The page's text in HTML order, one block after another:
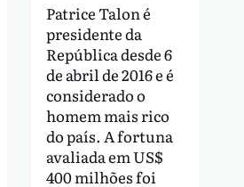
Patrice Talon é
presidente da
República desde 6
de abril de 2016 e é
considerado o
homem mais rico
do país. A fortuna
avaliada em US$
400 milhões foi